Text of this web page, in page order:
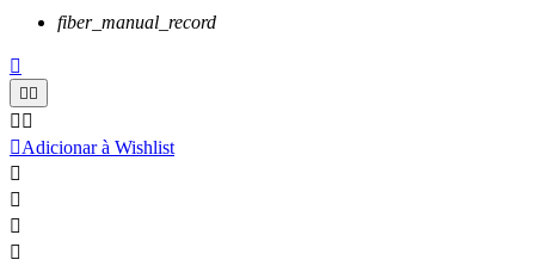
fiber_manual_record


 
Adicionar à Wishlist



